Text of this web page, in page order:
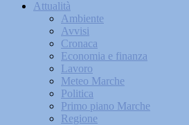
Attualità
Ambiente
Avvisi
Cronaca
Economia e finanza
Lavoro
Meteo Marche
Politica
Primo piano Marche
Regione